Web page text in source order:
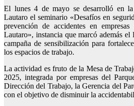
El lunes 4 de mayo se desarrolló en
Lautaro el seminario «Desafíos en
prevención de accidentes en
Lautaro», instancia que marcó además
campaña de sensibilización para
los espacios de trabajo.
La actividad es fruto de la Mesa de
2025, integrada por empresas del
Dirección del Trabajo, la Gerencia del
con el objetivo de disminuir la